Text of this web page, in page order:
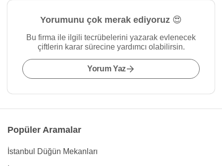
Yorumunu çok merak ediyoruz 😍
Bu firma ile ilgili tecrübelerini yazarak evlenecek
çiftlerin karar sürecine yardımcı olabilirsin.
Yorum Yaz
Popüler Aramalar
İstanbul Düğün Mekanları